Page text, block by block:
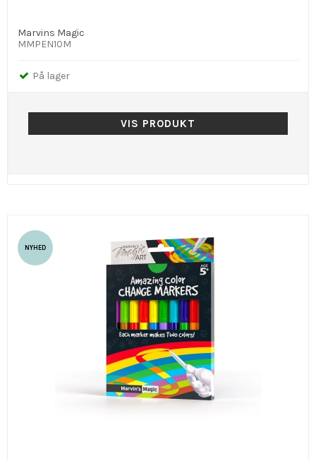
Marvins Magic
MMPEN10M
På lager
VIS PRODUKT
NYHED